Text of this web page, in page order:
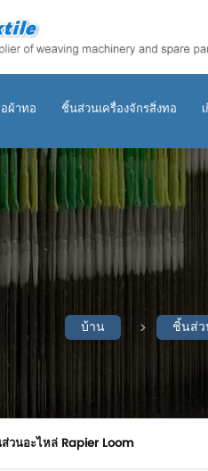
ผ้าทอ ชิ้นส่วนเครื่องจักรสิ่งทอ
บ้าน ชิ้นส่ว
วนอะไหล่ Rapier Loom